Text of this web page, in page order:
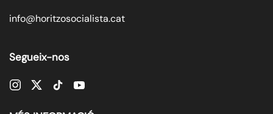
info@horitzosocialista.cat
Segueix-nos